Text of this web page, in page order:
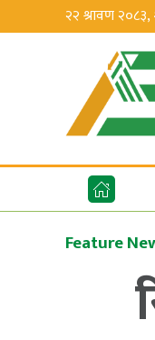
२२ श्रावण
Feature